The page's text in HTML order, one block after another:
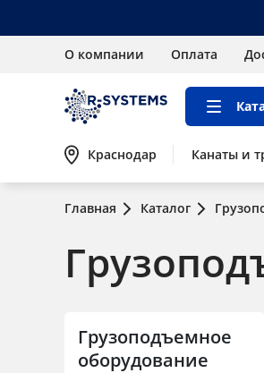
О компании Оплата
Краснодар Канаты и
Главная Каталог
Грузоподъемное
оборудование